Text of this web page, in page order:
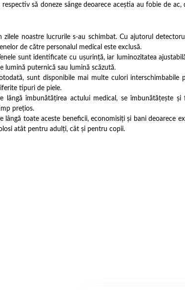
să doneze sânge deoarece aceștia au fobie de
zilele noastre lucrurile s-au schimbat. Cu ajutorul
de către personalul medical este exclusă.
sunt identificate cu ușurință, iar luminozitatea
lumină puternică sau lumină scăzută.
sunt disponibile mai multe culori interschimbabile
tipuri de piele.
lângă îmbunătățirea actului medical, se îmbunătățește
prețios.
lângă toate aceste beneficii, economisiți și bani deoarece
atât pentru adulți, cât și pentru copii.